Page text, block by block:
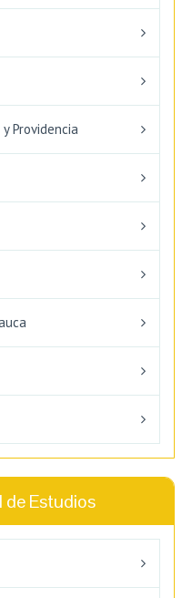
Providencia
de Estudios